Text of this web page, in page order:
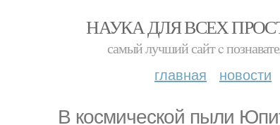
НАУКА ДЛЯ ВСЕХ
самый лучший сайт c
главная новости
В космической пыли